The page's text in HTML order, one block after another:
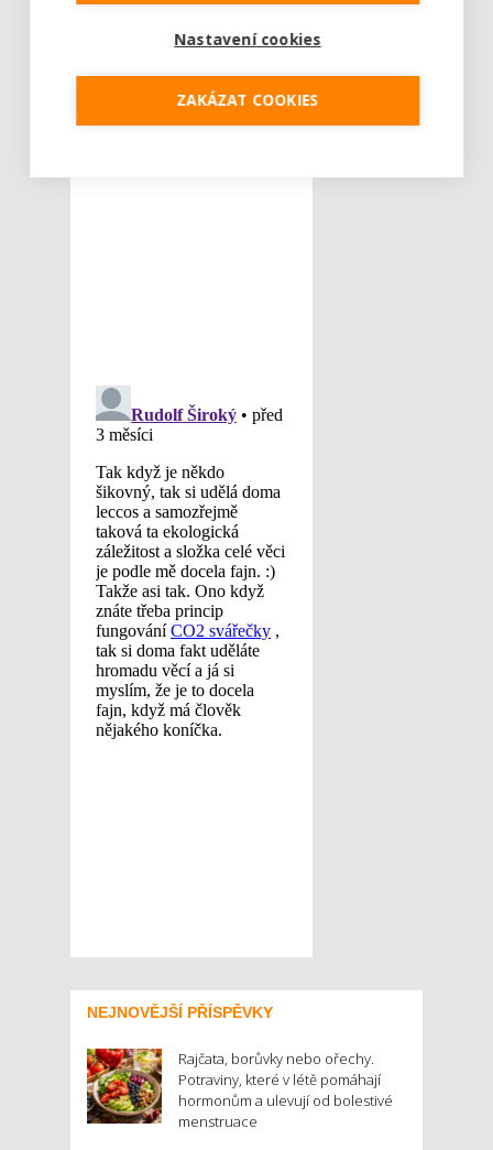
NEJNOVĚJŠÍ PŘÍSPĚVKY
Rajčata, borůvky nebo ořechy.
Potraviny, které v létě pomáhají
hormonům a ulevují od bolestivé
menstruace
Nastavení cookies
ZAKÁZAT COOKIES